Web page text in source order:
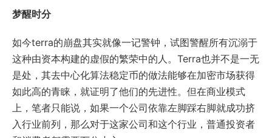
梦醒时分
如今terra的崩盘其实就像一记警钟，试图警醒所有沉溺于
这种由资本构建的虚假的繁荣中的人。Terra也并不是一无
是处，其去中心化算法稳定币的做法能够在加密市场获得
如此高的青睐，就证明了他们的先进性。但在商业模式
上，笔者只能说，如果一个公司依靠左脚踩右脚就成功挤
入行业前列，那么对于这家公司和这个行业，普通投资者